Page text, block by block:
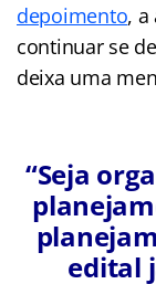
depoimento, a
continuar se
deixa uma
“Seja
edital